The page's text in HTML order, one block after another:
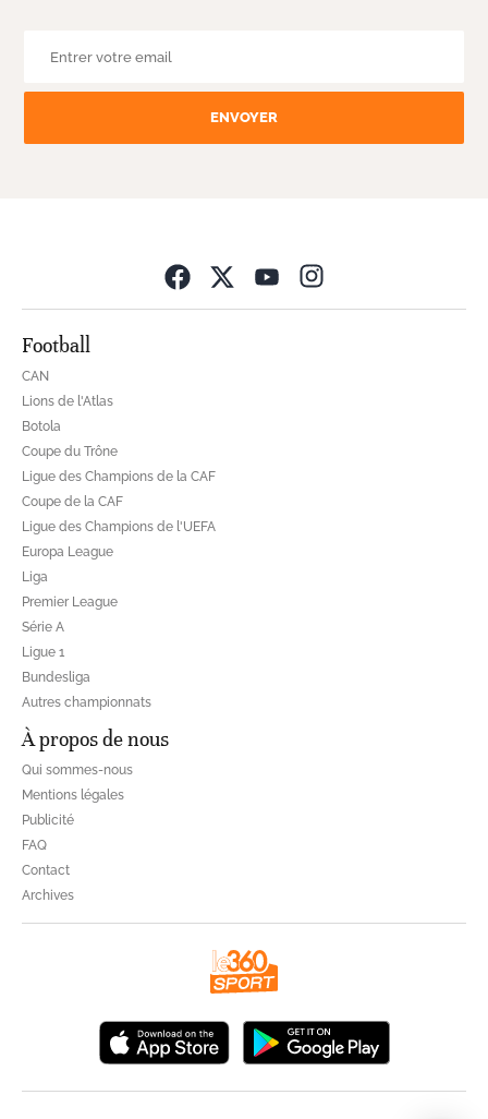
ENVOYER
Football
CAN
Lions de l'Atlas
Botola
Coupe du Trône
Ligue des Champions de la CAF
Coupe de la CAF
Ligue des Champions de l'UEFA
Europa League
Liga
Premier League
Série A
Ligue 1
Bundesliga
Autres championnats
À propos de nous
Qui sommes-nous
Mentions légales
Publicité
FAQ
Contact
Archives